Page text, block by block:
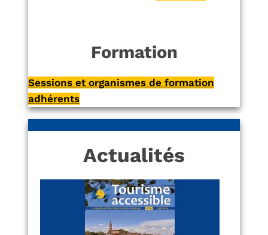
Formation
Sessions et organismes de formation
adhérents
Actualités